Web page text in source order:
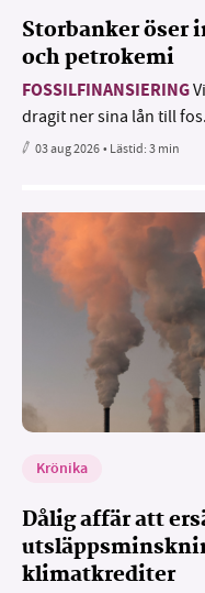
Storbanker öser
och petrokemi
FOSSILFINANSIERING
dragit ner sina lån till
03 aug 2026• Lästid:3 min
Krönika
Dålig affär att
klimatkrediter